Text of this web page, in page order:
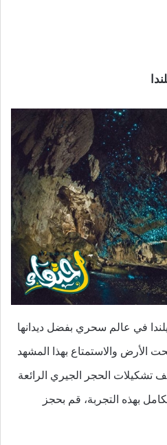
في عالم سحري بفضل ديدانها
الأرض والاستمتاع بهذا المشهد
تشكيلات الحجر الجيري الرائعة
بهذه التجربة، قم بحجز